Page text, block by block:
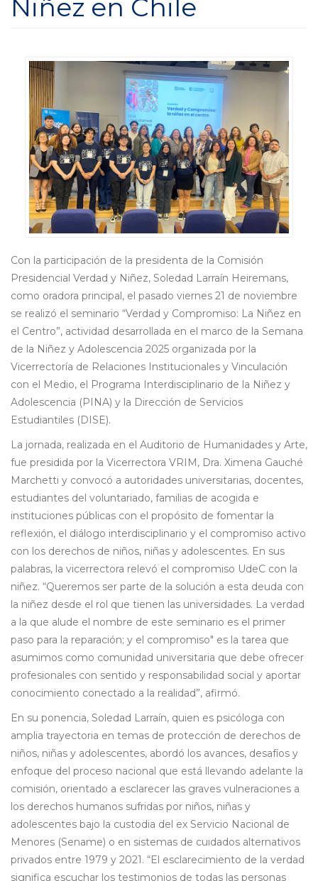
Niñez en Chile
Con la participación de la presidenta de la Comisión
Presidencial Verdad y Niñez, Soledad Larraín Heiremans,
como oradora principal, el pasado viernes 21 de noviembre
se realizó el seminario “Verdad y Compromiso: La Niñez en
el Centro”, actividad desarrollada en el marco de la Semana
de la Niñez y Adolescencia 2025 organizada por la
Vicerrectoría de Relaciones Institucionales y Vinculación
con el Medio, el Programa Interdisciplinario de la Niñez y
Adolescencia (PINA) y la Dirección de Servicios
Estudiantiles (DISE).
La jornada, realizada en el Auditorio de Humanidades y Arte,
fue presidida por la Vicerrectora VRIM, Dra. Ximena Gauché
Marchetti y convocó a autoridades universitarias, docentes,
estudiantes del voluntariado, familias de acogida e
instituciones públicas con el propósito de fomentar la
reflexión, el diálogo interdisciplinario y el compromiso activo
con los derechos de niños, niñas y adolescentes. En sus
palabras, la vicerrectora relevó el compromiso UdeC con la
niñez. “Queremos ser parte de la solución a esta deuda con
la niñez desde el rol que tienen las universidades. La verdad
a la que alude el nombre de este seminario es el primer
paso para la reparación; y el compromiso" es la tarea que
asumimos como comunidad universitaria que debe ofrecer
profesionales con sentido y responsabilidad social y aportar
conocimiento conectado a la realidad”, afirmó.
En su ponencia, Soledad Larraín, quien es psicóloga con
amplia trayectoria en temas de protección de derechos de
niños, niñas y adolescentes, abordó los avances, desafíos y
enfoque del proceso nacional que está llevando adelante la
comisión, orientado a esclarecer las graves vulneraciones a
los derechos humanos sufridas por niños, niñas y
adolescentes bajo la custodia del ex Servicio Nacional de
Menores (Sename) o en sistemas de cuidados alternativos
privados entre 1979 y 2021. “El esclarecimiento de la verdad
significa escuchar los testimonios de todas las personas